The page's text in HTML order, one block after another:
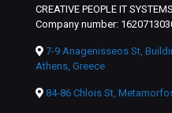
CREATIVE PEOPLE IT
Company number:
7-9 Anagenisseos St,
Athens, Greece
84-86 Chlois St,